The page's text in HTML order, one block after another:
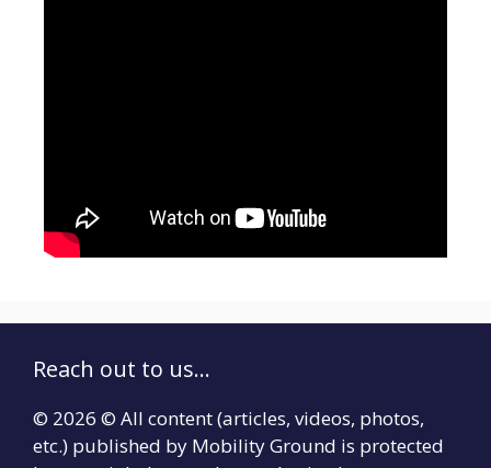
Reach out to us...
© 2026 © All content (articles, videos, photos,
etc.) published by Mobility Ground is protected